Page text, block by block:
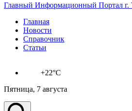
Главный Информационный Портал г.
Главная
Новости
Справочник
Статьи
+22°C
Пятница, 7 августа